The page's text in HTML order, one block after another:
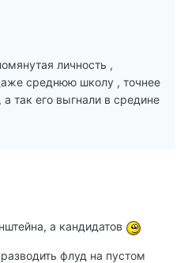
личность ,
среднюю школу , точнее
так его выгнали в средине
а кандидатов
флуд на пустом